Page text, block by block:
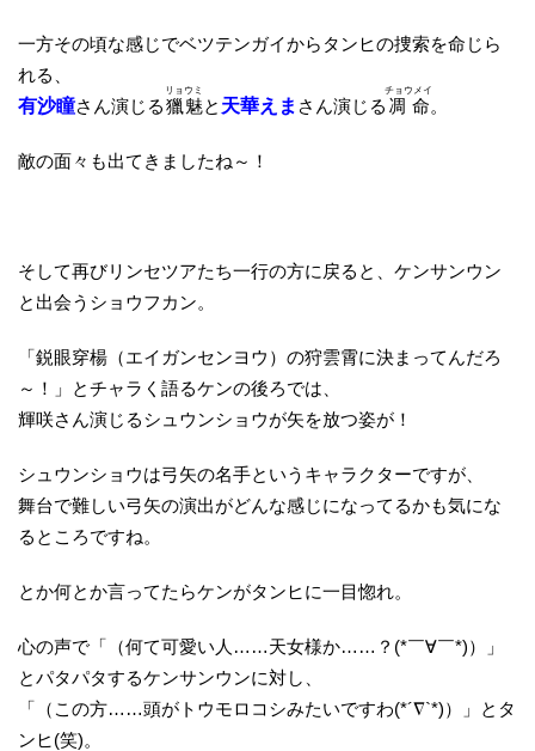
一方その頃な感じでベツテンガイからタンヒの捜索を命じら
れる、
有沙瞳さん演じる獵魅
リョウミ
と 天華えま さん演じる 凋命
チョウメイ
。
敵の面々も出てきましたね～！
そして再びリンセツアたち一行の方に戻ると、ケンサンウン
と出会うショウフカン。
「鋭眼穿楊（エイガンセンヨウ）の狩雲霄に決まってんだろ
～！」とチャラく語るケンの後ろでは、
輝咲さん演じるシュウンショウが矢を放つ姿が！
シュウンショウは弓矢の名手というキャラクターですが、
舞台で難しい弓矢の演出がどんな感じになってるかも気にな
るところですね。
とか何とか言ってたらケンがタンヒに一目惚れ。
心の声で「（何て可愛い人……天女様か……？(*￣∀￣*)）」
とパタパタするケンサンウンに対し、
「（この方……頭がトウモロコシみたいですわ(*´∇`*)）」とタ
ンヒ(笑)。